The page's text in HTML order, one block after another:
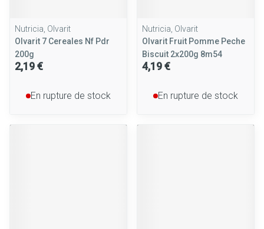
Nutricia, Olvarit
Olvarit 7 Cereales Nf Pdr
200g
2,19 €
En rupture de stock
Nutricia, Olvarit
Olvarit Fruit Pomme Peche
Biscuit 2x200g 8m54
4,19 €
En rupture de stock